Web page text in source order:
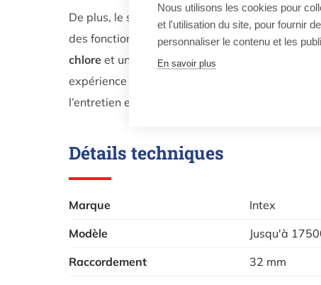
De plus, le système Intex Ozone et eau salée est
des fonctionnalités pratiques telles qu’un
chlore et un réglage facile du sel. Avec ce
expérience piscine sans effort, tout en
l’entretien et les coûts chimiques.
Détails techniques
Marque
Intex
Modèle
Jusqu'à
Raccordement
32 mm
Nous utilisons les cookies pour
et l'utilisation du site, pour fournir
personnaliser le contenu et les
En savoir plus